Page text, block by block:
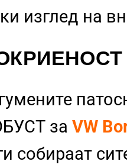
изглед на
за VW
собираат